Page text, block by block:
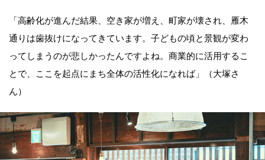
「高齢化が進んだ結果、空き家が増え、町家が壊され、雁木
通りは歯抜けになってきています。子どもの頃と景観が変わ
ってしまうのが悲しかったんですよね。商業的に活用するこ
とで、ここを起点にまち全体の活性化になれば」（大塚さ
ん）